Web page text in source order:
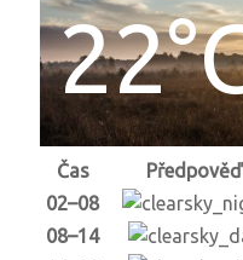
Čas Předpověď
02–08
08–14